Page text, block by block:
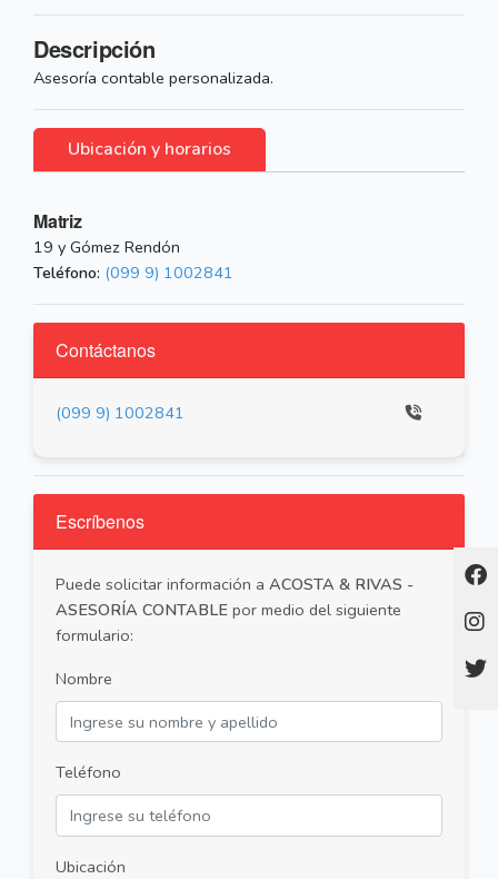
Descripción
Asesoría contable personalizada.
Ubicación y horarios
Matriz
19 y Gómez Rendón
Teléfono: (099 9) 1002841
Contáctanos
(099 9) 1002841
Escríbenos
Puede solicitar información a ACOSTA & RIVAS -
ASESORÍA CONTABLE por medio del siguiente
formulario:
Nombre
Teléfono
Ubicación